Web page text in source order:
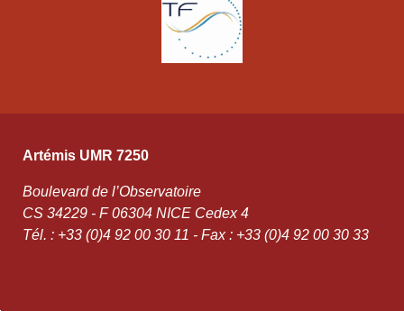
Artémis UMR 7250
Boulevard de l’Observatoire
CS 34229 - F 06304 NICE Cedex 4
Tél. : +33 (0)4 92 00 30 11 - Fax : +33 (0)4 92 00 30 33